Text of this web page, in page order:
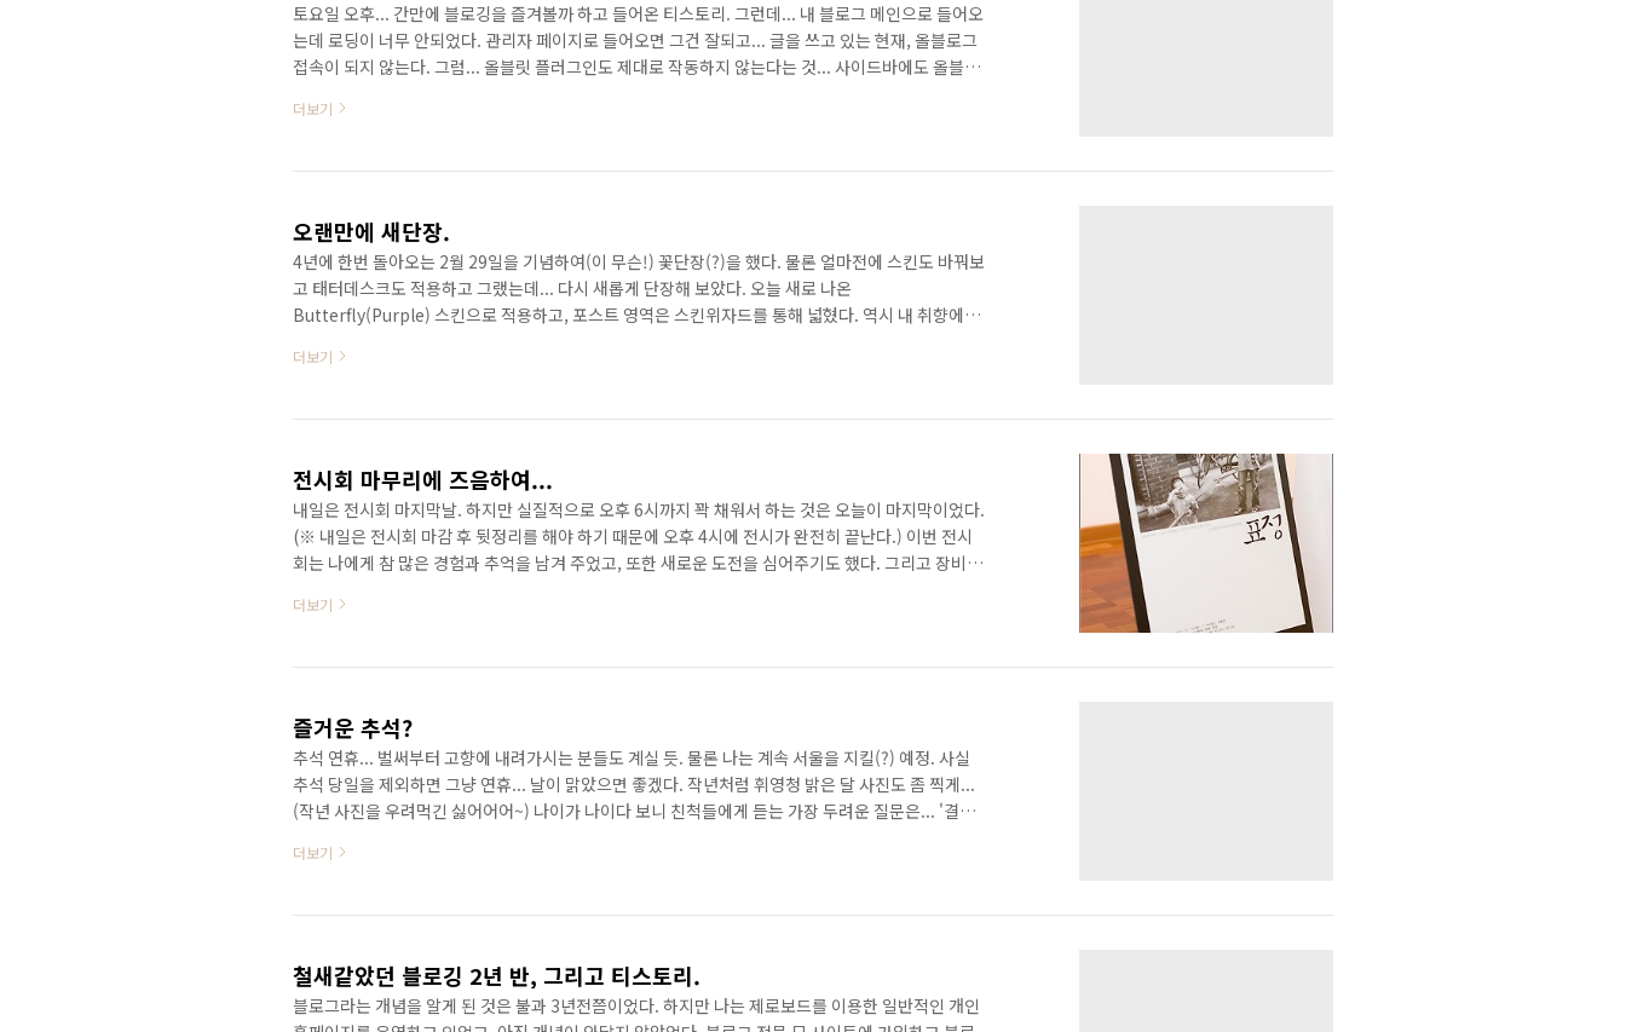
토요일 오후... 간만에 블로깅을 즐겨볼까 하고 들어온 티스토리. 그런데... 내 블로그 메인으로 들어오
는데 로딩이 너무 안되었다. 관리자 페이지로 들어오면 그건 잘되고... 글을 쓰고 있는 현재, 올블로그
접속이 되지 않는다. 그럼... 올블릿 플러그인도 제대로 작동하지 않는다는 것... 사이드바에도 올블릿
인 기능을 꺼놓으니 블로그가 정상으로 돌아왔다. 아직 시작한지 얼마 되지 않아서 이런 문제점이 드
더보기
오랜만에 새단장.
4년에 한번 돌아오는 2월 29일을 기념하여(이 무슨!) 꽃단장(?)을 했다. 물론 얼마전에 스킨도 바꿔보
고 태터데스크도 적용하고 그랬는데... 다시 새롭게 단장해 보았다. 오늘 새로 나온
Butterfly(Purple) 스킨으로 적용하고, 포스트 영역은 스킨위자드를 통해 넓혔다. 역시 내 취향에는
연계가 되었다고 하여 새롭게 달아 보았다. 전에도 잠깐 달았던 적이 있었는데, 이렇게 연계되니까 한
더보기
전시회 마무리에 즈음하여...
내일은 전시회 마지막날. 하지만 실질적으로 오후 6시까지 꽉 채워서 하는 것은 오늘이 마지막이었다.
(※ 내일은 전시회 마감 후 뒷정리를 해야 하기 때문에 오후 4시에 전시가 완전히 끝난다.) 이번 전시
회는 나에게 참 많은 경험과 추억을 남겨 주었고, 또한 새로운 도전을 심어주기도 했다. 그리고 장비
드이다. 물론 컴팩트 디카 하나를 희생시킨 부분은 있지만... ^^ 아무튼... 지난 1년여간 힘들게 전시회
있었다. 물론 그들도 고생 참 많이 했다... ^^ 특히... 전시회 처음부터 끝까지 힘들지만 꿋꿋하게 진행
더보기
즐거운 추석?
추석 연휴... 벌써부터 고향에 내려가시는 분들도 계실 듯. 물론 나는 계속 서울을 지킬(?) 예정. 사실
추석 당일을 제외하면 그냥 연휴... 날이 맑았으면 좋겠다. 작년처럼 휘영청 밝은 달 사진도 좀 찍게...
(작년 사진을 우려먹긴 싫어어어~) 나이가 나이다 보니 친척들에게 듣는 가장 두려운 질문은... '결혼
분들 있다 이거다. 원래 그런 질문은... 질문 하는 분들은 그냥 툭~ 하고 가볍게(?) 던지는 것이지만, 받
머물 수 밖에 없는 안타까움이란... ㅠㅠ 모두가 스트레스 받지 않는 명절은 언제..
더보기
철새같았던 블로깅 2년 반, 그리고 티스토리.
블로그라는 개념을 알게 된 것은 불과 3년전쯤이었다. 하지만 나는 제로보드를 이용한 일반적인 개인